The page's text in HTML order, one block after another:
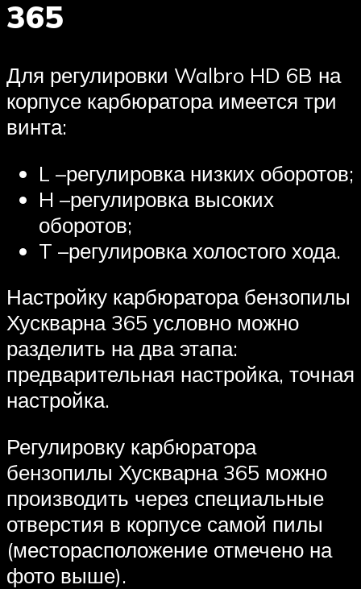
365
Для регулировки Walbro HD 6B на
корпусе карбюратора имеется три
винта:
L –регулировка низких оборотов;
H –регулировка высоких
оборотов;
T –регулировка холостого хода.
Настройку карбюратора бензопилы
Хускварна 365 условно можно
разделить на два этапа:
предварительная настройка, точная
настройка.
Регулировку карбюратора
бензопилы Хускварна 365 можно
производить через специальные
отверстия в корпусе самой пилы
(месторасположение отмечено на
фото выше).